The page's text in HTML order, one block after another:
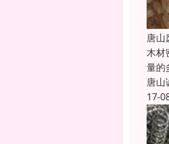
唐山
木材
量的
唐山
17-